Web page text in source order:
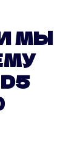
МЫ